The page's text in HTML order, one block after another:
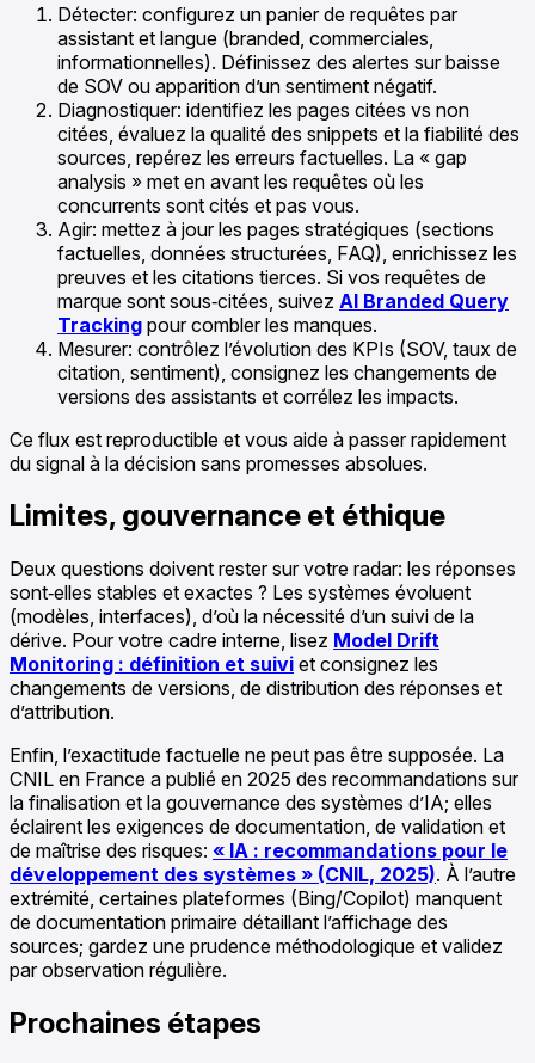
Détecter: configurez un panier de requêtes par
assistant et langue (branded, commerciales,
informationnelles). Définissez des alertes sur baisse
de SOV ou apparition d’un sentiment négatif.
Diagnostiquer: identifiez les pages citées vs non
citées, évaluez la qualité des snippets et la fiabilité des
sources, repérez les erreurs factuelles. La « gap
analysis » met en avant les requêtes où les
concurrents sont cités et pas vous.
Agir: mettez à jour les pages stratégiques (sections
factuelles, données structurées, FAQ), enrichissez les
preuves et les citations tierces. Si vos requêtes de
marque sont sous‑citées, suivez AI Branded Query
Tracking pour combler les manques.
Mesurer: contrôlez l’évolution des KPIs (SOV, taux de
citation, sentiment), consignez les changements de
versions des assistants et corrélez les impacts.
Ce flux est reproductible et vous aide à passer rapidement
du signal à la décision sans promesses absolues.
Limites, gouvernance et éthique
Deux questions doivent rester sur votre radar: les réponses
sont‑elles stables et exactes ? Les systèmes évoluent
(modèles, interfaces), d’où la nécessité d’un suivi de la
dérive. Pour votre cadre interne, lisez Model Drift
Monitoring : définition et suivi et consignez les
changements de versions, de distribution des réponses et
d’attribution.
Enfin, l’exactitude factuelle ne peut pas être supposée. La
CNIL en France a publié en 2025 des recommandations sur
la finalisation et la gouvernance des systèmes d’IA; elles
éclairent les exigences de documentation, de validation et
de maîtrise des risques: « IA : recommandations pour le
développement des systèmes » (CNIL, 2025). À l’autre
extrémité, certaines plateformes (Bing/Copilot) manquent
de documentation primaire détaillant l’affichage des
sources; gardez une prudence méthodologique et validez
par observation régulière.
Prochaines étapes